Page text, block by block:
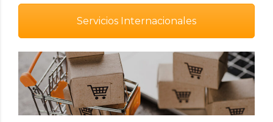
Servicios Internacionales